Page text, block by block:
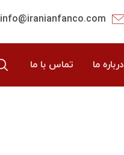
info@iranianfanco.com
درباره ما تماس با ما